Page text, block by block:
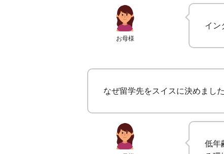
お母様
イン
なぜ留学先をスイスに決めまし
低年